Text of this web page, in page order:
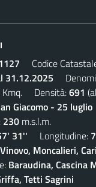
Codice
31.12.2025
Kmq. Densità:691
Giacomo - 25 luglio
230 m.s.l.m.
31'' Longitudine:
Vinovo, Moncalieri,
Baraudina, Cascina
Tetti Sagrini